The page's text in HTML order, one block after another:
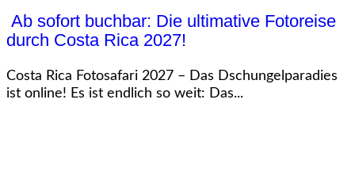
Ab sofort buchbar: Die ultimative Fotoreise
durch Costa Rica 2027!
Costa Rica Fotosafari 2027 – Das Dschungelparadies
ist online! Es ist endlich so weit: Das...